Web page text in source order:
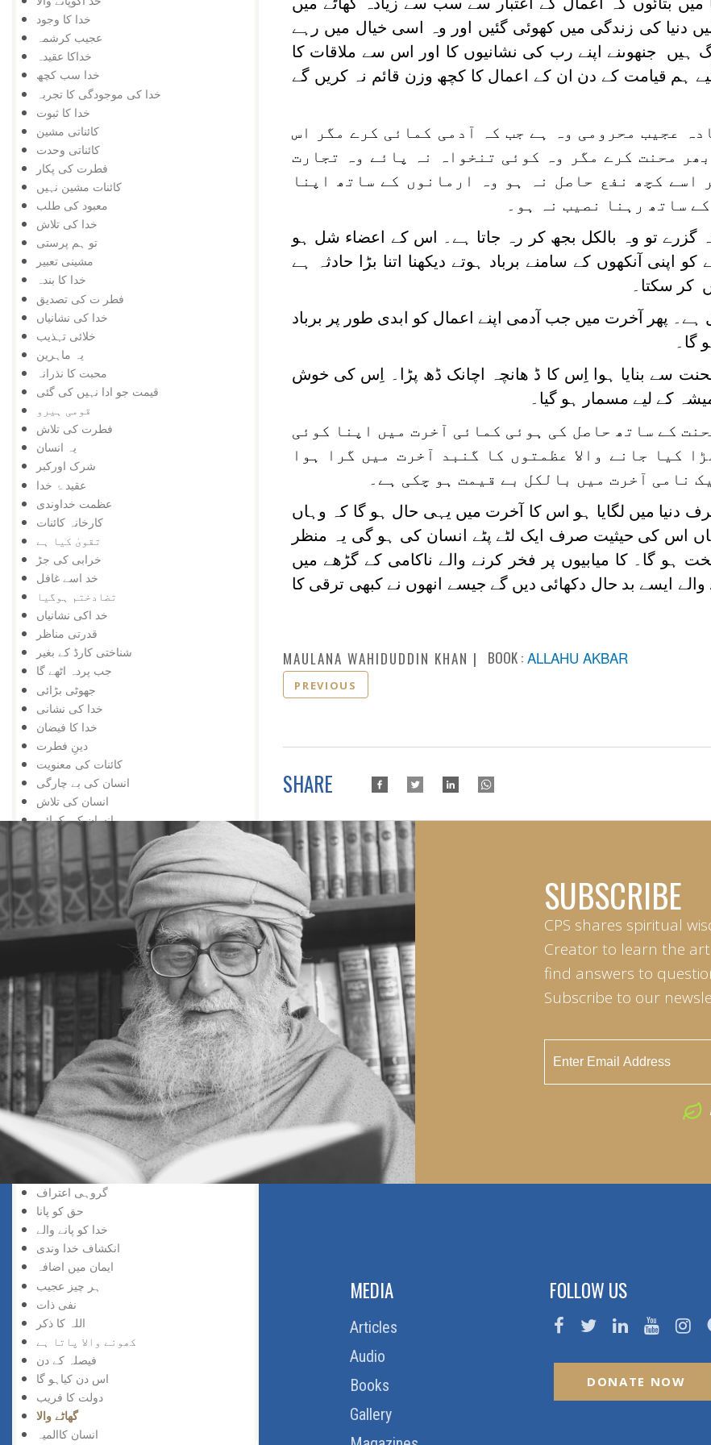
خدا کا وجود
عجیب کرشمہ
خداکا عقیدہ
خدا سب کچھ
خدا کی موجودگی کا تجربہ
خدا کا ثبوت
کائناتی مشین
کائناتی وحدت
فطرت کی پکار
کائنات مشین نہیں
معبود کی طلب
خدا کی تلاش
تو ہم پرستی
مشینی تعبیر
خدا کا بندہ
فطر ت کی تصدیق
خدا کی نشانیاں
خلائی تہذیب
یہ ماہرین
محبت کا نذرانہ
قیمت جو ادا نہیں کی گئی
قومی ہیرو
فطرت کی تلاش
یہ انسان
شرک اورکبر
عقید ۂ خدا
عظمت خداوندی
کارخانہ کائنات
تقویٰ کیا ہے
خرابی کی جڑ
خد اسے غافل
تضادختم ہوگیا
خد اکی نشانیاں
قدرتی مناظر
شناختی کارڈ کے بغیر
جب پردہ اٹھے گا
جھوٹی بڑائی
خدا کی نشانی
خدا کا فیضان
دینِ فطرت
کائنات کی معنویت
انسان کی بے چارگی
انسان کی تلاش
انسان کی کمائی
کچھ سے کچھ
محرومی
یہ بھی ممکن ہے
عجزکی تلافی
کائناتی نمونہ
ضمیر کے خلاف
زندگی کا مسئلہ
زلزلہ درکار ہے
خدا کی یافت
معرفت
توحید اورشرک
سب کچھ عجیب ہے
خد اسے نسبت
حق کی پہچان
پانے والا
دریافت کی لذت
سچائی کو پانے والا
گروہی اعتراف
حق کو پانا
خدا کو پانے والے
انکشاف خدا وندی
ایمان میں اضافہ
ہر چیز عجیب
نفی ذات
اللہ کا ذکر
کھونے والا پاتا ہے
فیصلہ کے دن
اس دن کیاہو گا
دولت کا فریب
گھاٹے والا
انسان کاالمیہ
کی زندگی میں کھوئی گئیں اور وہ اسی خیال میں رہے
ہیں جنھوںنے اپنے رب کی نشانیوں کا اور اس سے ملاقات کا
ہم قیامت کے دن ان کے اعمال کا کچھ وزن قائم نہ کریں گے
عجیب محرومی وہ ہے جب کہ آدمی کمائی کرے مگر اس
محنت کرے مگر وہ کوئی تنخواہ نہ پائے وہ تجارت
اسے کچھ نفع حاصل نہ ہو وہ ارمانوں کے ساتھ اپنا
ساتھ رہنا نصیب نہ ہو۔
گزرے تو وہ بالکل بجھ کر رہ جاتا ہے۔ اس کے اعضاء شل ہو
اپنی آنکھوں کے سامنے برباد ہوتے دیکھنا اتنا بڑا حادثہ ہے
سکتا۔
ہے۔ پھر آخرت میں جب آدمی اپنے اعمال کو ابدی طور پر برباد
گا۔
سے بنایا ہوا اِس کا ڈ ھانچہ اچانک ڈھ پڑا۔ اِس کی خوش
کے لیے مسمار ہو گیا۔
کے ساتھ حاصل کی ہوئی کمائی آخرت میں اپنا کوئی
کیا جانے والا عظمتوں کا گنبد آخرت میں گرا ہوا
نامی آخرت میں بالکل بے قیمت ہو چکی ہے۔
دنیا میں لگایا ہو اس کا آخرت میں یہی حال ہو گا کہ وہاں
اس کی حیثیت صرف ایک لٹے پٹے انسان کی ہو گی یہ منظر
ہو گا۔ کا میابیوں پر فخر کرنے والے ناکامی کے گڑھے میں
ایسے بد حال دکھائی دیں گے جیسے انھوں نے کبھی ترقی کا
MAULANA WAHIDUDDIN KHAN BOOK : ALLAHU AKBAR
PREVIOUS
SHARE
SUBSCRIBE
CPS shares spiritual
Creator to learn the
find answers to
Subscribe to our
MEDIA
Articles
Audio
Books
Gallery
FOLLOW US
DONATE NOW